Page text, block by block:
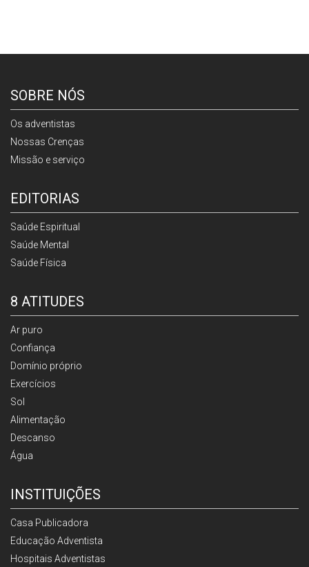
SOBRE NÓS
Os adventistas
Nossas Crenças
Missão e serviço
EDITORIAS
Saúde Espiritual
Saúde Mental
Saúde Física
8 ATITUDES
Ar puro
Confiança
Domínio próprio
Exercícios
Sol
Alimentação
Descanso
Água
INSTITUIÇÕES
Casa Publicadora
Educação Adventista
Hospitais Adventistas